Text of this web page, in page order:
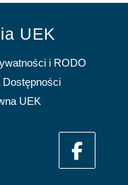
UEK
i RODO
Dostępności
UEK